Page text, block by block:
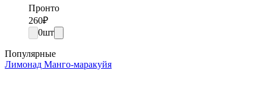
Пронто
260₽
0шт
Популярные
Лимонад Манго-маракуйя